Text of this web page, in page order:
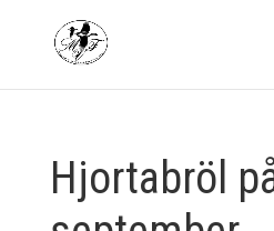
Hjortabröl